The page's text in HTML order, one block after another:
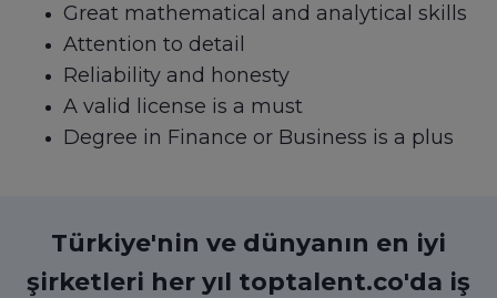
Great mathematical and analytical skills
Attention to detail
Reliability and honesty
A valid license is a must
Degree in Finance or Business is a plus
Türkiye'nin ve dünyanın en iyi
şirketleri her yıl toptalent.co'da iş